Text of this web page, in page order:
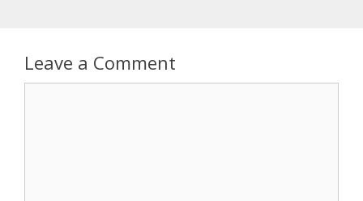
Leave a Comment